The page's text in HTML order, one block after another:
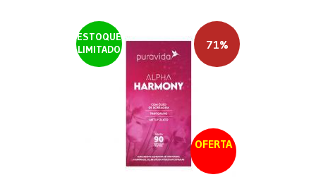
ESTOQUE
LIMITADO
OFERTA
71%